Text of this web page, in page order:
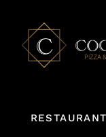
Inhalt
springen